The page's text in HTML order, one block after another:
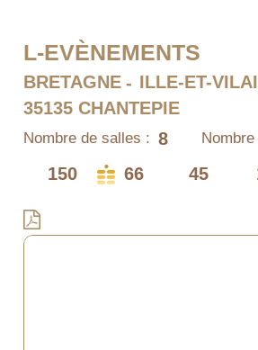
L-EVÈNEMENTS
BRETAGNE
ILLE-ET-
35135 CHANTEPIE
Nombre de salles : 8
150
66 45